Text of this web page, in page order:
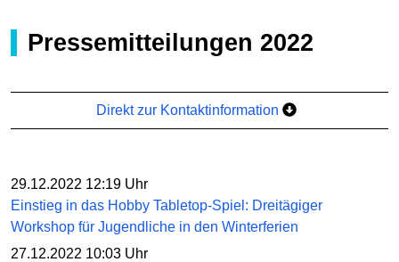
Pressemitteilungen 2022
Direkt zur Kontaktinformation
29.12.2022 12:19 Uhr
Einstieg in das Hobby Tabletop-Spiel: Dreitägiger
Workshop für Jugendliche in den Winterferien
27.12.2022 10:03 Uhr